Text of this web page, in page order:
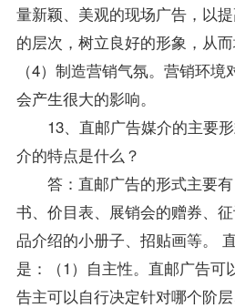
量新颖、美观的现场广告，以
的层次，树立良好的形象，从而
（4）制造营销气氛。营销环
会产生很大的影响。
13、直邮广告媒介的主要形
介的特点是什么？
答：直邮广告的形式主要有
书、价目表、展销会的赠券、
品介绍的小册子、招贴画等。
是：（1）自主性。直邮广告可
告主可以自行决定针对哪个阶